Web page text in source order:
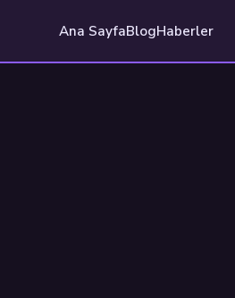
Ana SayfaBlogHaberler